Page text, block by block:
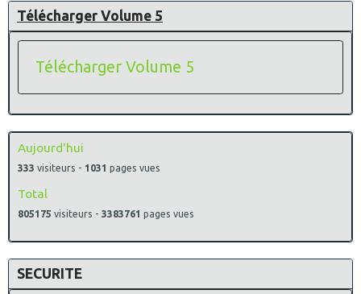
Télécharger Volume 5
Télécharger Volume 5
Aujourd'hui
333 visiteurs - 1031 pages vues
Total
805175 visiteurs - 3383761 pages vues
SECURITE